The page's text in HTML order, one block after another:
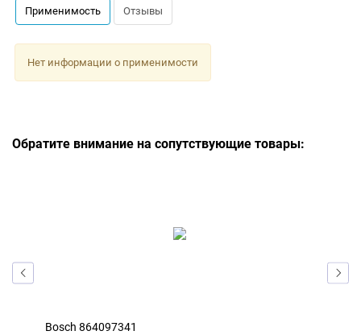
Применимость Отзывы
Нет информации о применимости
Обратите внимание на сопутствующие товары:
Bosch 864097341